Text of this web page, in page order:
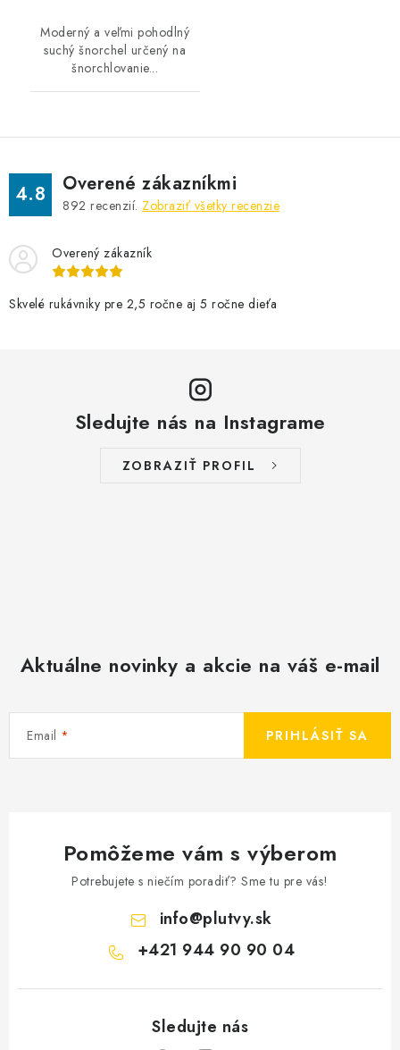
Moderný a veľmi pohodlný
suchý šnorchel určený na
šnorchlovanie...
4.8 Overené zákazníkmi
892 recenzií. Zobraziť všetky recenzie
Overený zákazník
Skvelé rukávniky pre 2,5 ročne aj 5 ročne dieťa
Sledujte nás na Instagrame
ZOBRAZIŤ PROFIL
Aktuálne novinky a akcie na váš e-mail
Email PRIHLÁSIŤ SA
Pomôžeme vám s výberom
Potrebujete s niečím poradiť? Sme tu pre vás!
info@plutvy.sk
+421 944 90 90 04